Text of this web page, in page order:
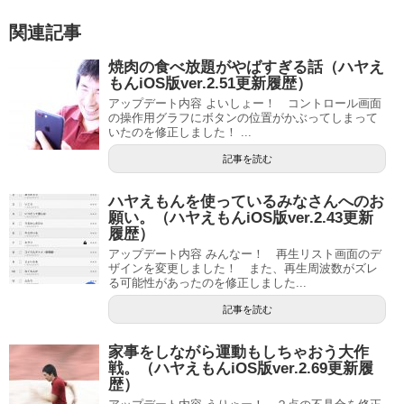
関連記事
焼肉の食べ放題がやばすぎる話（ハヤえ
もんiOS版ver.2.51更新履歴）
アップデート内容 よいしょー！ コントロール画面
の操作用グラフにボタンの位置がかぶってしまって
いたのを修正しました！ ...
記事を読む
ハヤえもんを使っているみなさんへのお
願い。（ハヤえもんiOS版ver.2.43更新
履歴）
アップデート内容 みんなー！ 再生リスト画面のデ
ザインを変更しました！ また、再生周波数がズレ
る可能性があったのを修正しました...
記事を読む
家事をしながら運動もしちゃおう大作
戦。（ハヤえもんiOS版ver.2.69更新履
歴）